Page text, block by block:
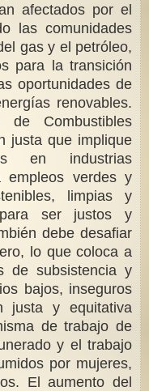
afectados por el
las comunidades
gas y el petróleo,
para la transición
oportunidades de
renovables.
Combustibles
justa que implique
en industrias
empleos verdes y
limpias y
ser justos y
debe desafiar
lo que coloca a
de subsistencia y
bajos, inseguros
justa y equitativa
de trabajo de
y el trabajo
por mujeres,
El aumento del